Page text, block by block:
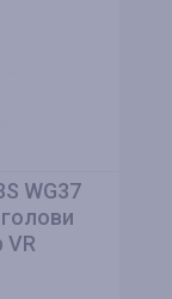
WG37
VR